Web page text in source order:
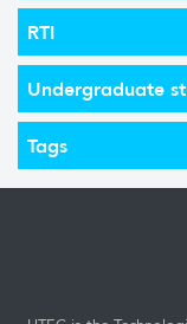
RTI
Undergraduate
Tags